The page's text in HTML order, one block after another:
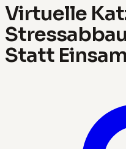
Virtuelle
Statt